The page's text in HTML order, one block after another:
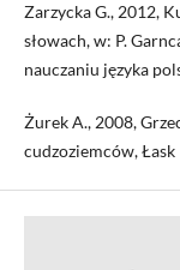
Zarzycka G., 2012,
słowach, w: P.
nauczaniu języka
Żurek A., 2008,
cudzoziemców, Łask